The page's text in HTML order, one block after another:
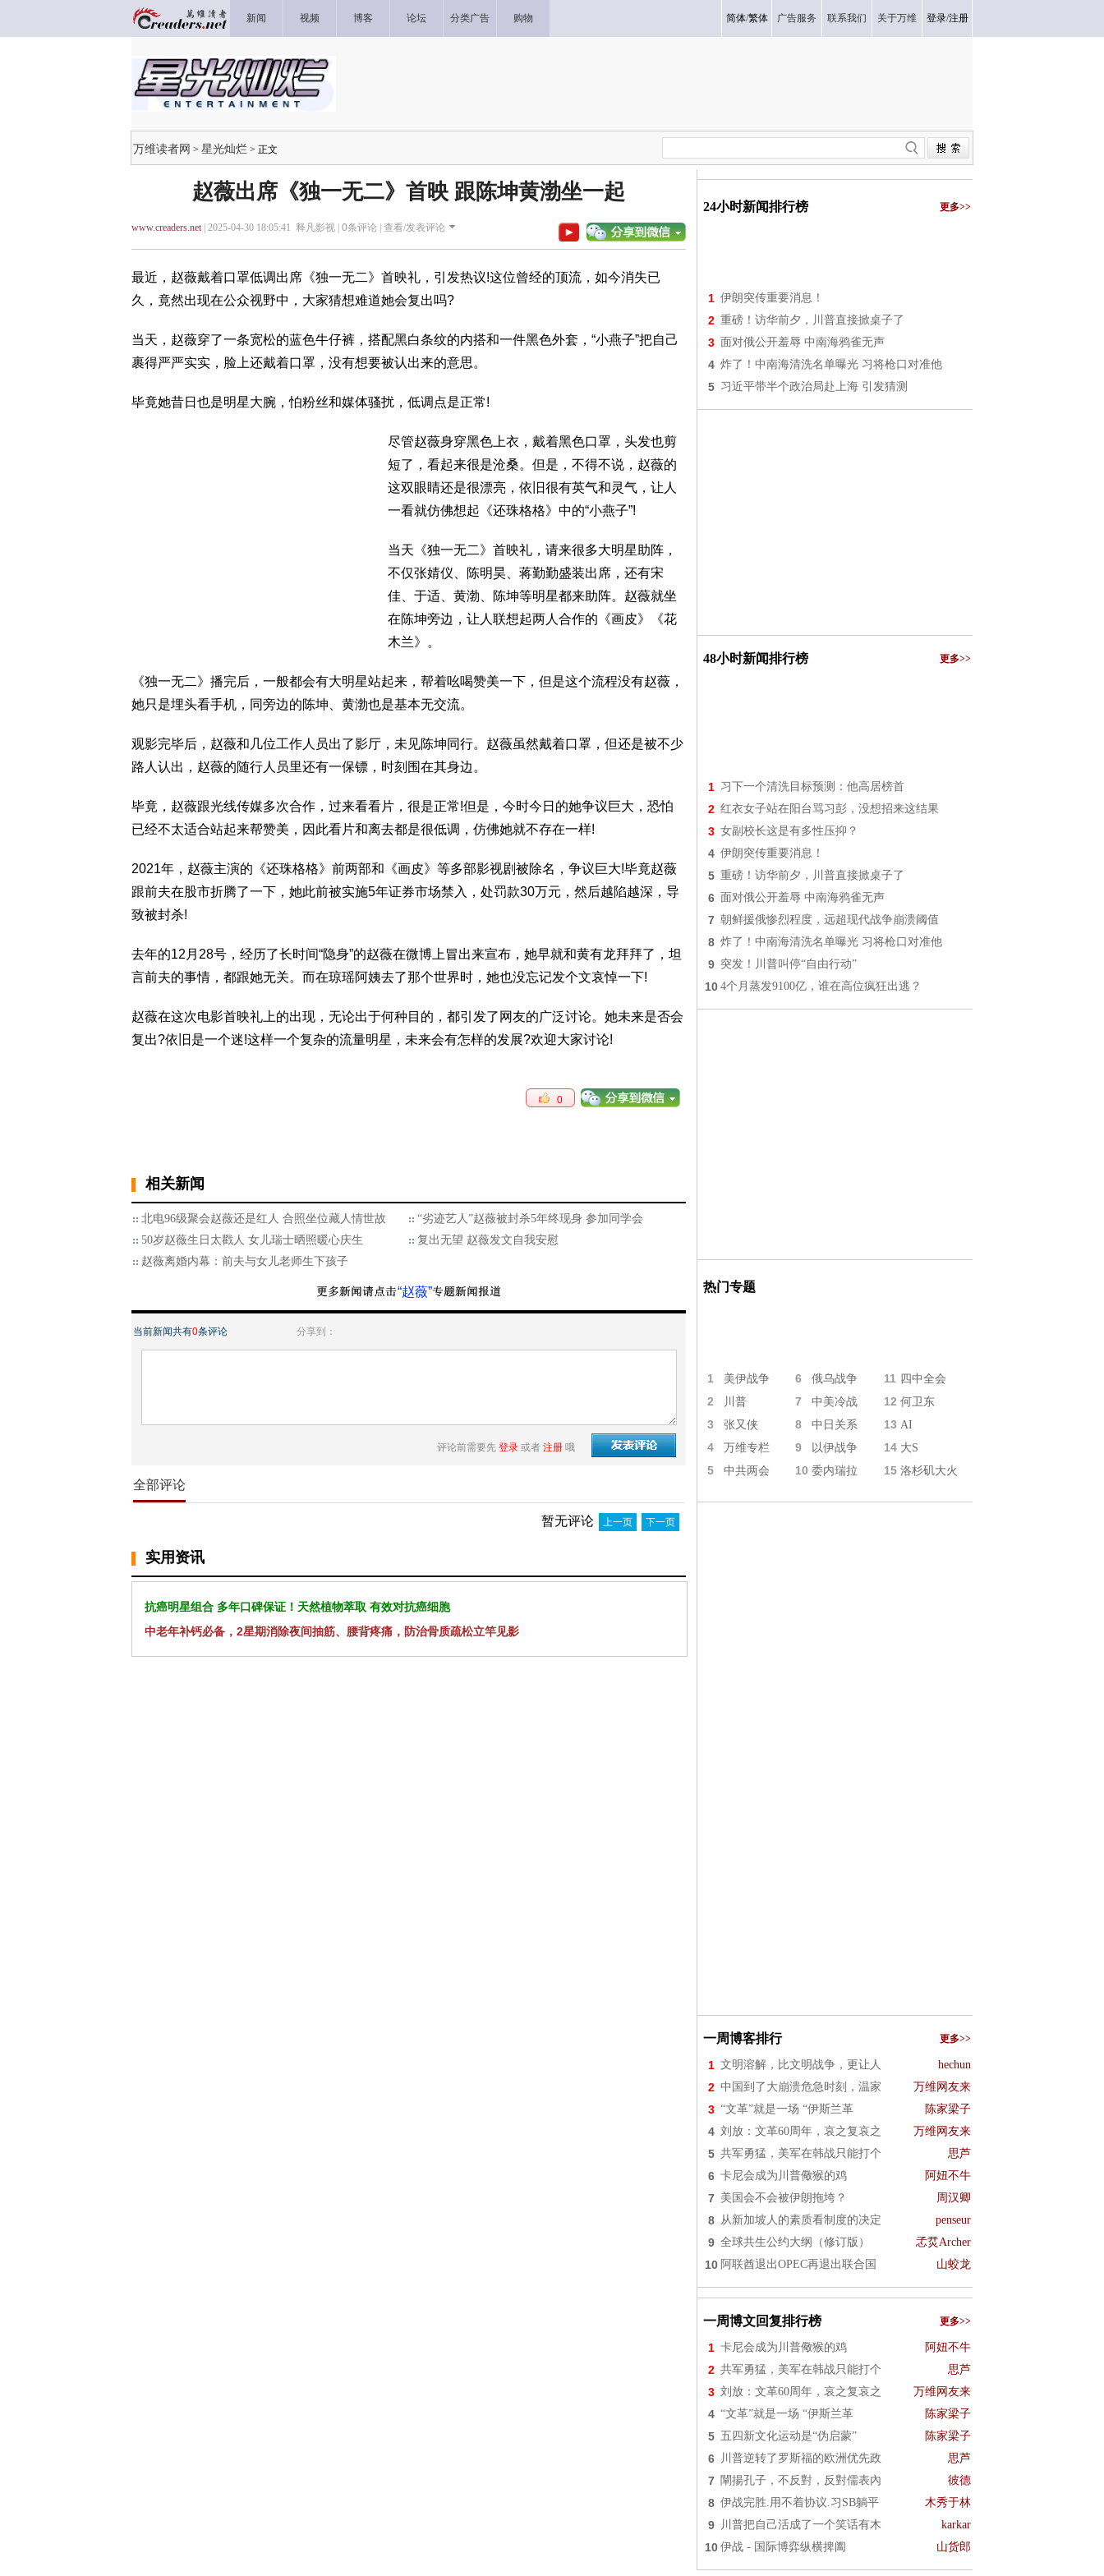
新闻 视频 博客 论坛 分类广告 购物 简体/繁体 广告服务 联系我们 关于万维 登录/注册
万维读者网 > 星光灿烂 > 正文
赵薇出席《独一无二》首映 跟陈坤黄渤坐一起
www.creaders.net| 2025-04-30 18:05:41 释凡影视 | 0条评论 | 查看/发表评论
最近，赵薇戴着口罩低调出席《独一无二》首映礼，引发热议!这位曾经的顶流，如今消失已
久，竟然出现在公众视野中，大家猜想难道她会复出吗?
当天，赵薇穿了一条宽松的蓝色牛仔裤，搭配黑白条纹的内搭和一件黑色外套，“小燕子”把自己
裹得严严实实，脸上还戴着口罩，没有想要被认出来的意思。
毕竟她昔日也是明星大腕，怕粉丝和媒体骚扰，低调点是正常!
尽管赵薇身穿黑色上衣，戴着黑色口罩，头发也剪
短了，看起来很是沧桑。但是，不得不说，赵薇的
这双眼睛还是很漂亮，依旧很有英气和灵气，让人
一看就仿佛想起《还珠格格》中的“小燕子”!
当天《独一无二》首映礼，请来很多大明星助阵，
不仅张婧仪、陈明昊、蒋勤勤盛装出席，还有宋
佳、于适、黄渤、陈坤等明星都来助阵。赵薇就坐
在陈坤旁边，让人联想起两人合作的《画皮》《花
木兰》。
《独一无二》播完后，一般都会有大明星站起来，帮着吆喝赞美一下，但是这个流程没有赵薇，
她只是埋头看手机，同旁边的陈坤、黄渤也是基本无交流。
观影完毕后，赵薇和几位工作人员出了影厅，未见陈坤同行。赵薇虽然戴着口罩，但还是被不少
路人认出，赵薇的随行人员里还有一保镖，时刻围在其身边。
毕竟，赵薇跟光线传媒多次合作，过来看看片，很是正常!但是，今时今日的她争议巨大，恐怕
已经不太适合站起来帮赞美，因此看片和离去都是很低调，仿佛她就不存在一样!
2021年，赵薇主演的《还珠格格》前两部和《画皮》等多部影视剧被除名，争议巨大!毕竟赵薇
跟前夫在股市折腾了一下，她此前被实施5年证券市场禁入，处罚款30万元，然后越陷越深，导
致被封杀!
去年的12月28号，经历了长时间“隐身”的赵薇在微博上冒出来宣布，她早就和黄有龙拜拜了，坦
言前夫的事情，都跟她无关。而在琼瑶阿姨去了那个世界时，她也没忘记发个文哀悼一下!
赵薇在这次电影首映礼上的出现，无论出于何种目的，都引发了网友的广泛讨论。她未来是否会
复出?依旧是一个迷!这样一个复杂的流量明星，未来会有怎样的发展?欢迎大家讨论!
0
相关新闻
北电96级聚会赵薇还是红人 合照坐位藏人情世故
“劣迹艺人”赵薇被封杀5年终现身 参加同学会
50岁赵薇生日太戳人 女儿瑞士晒照暖心庆生
复出无望 赵薇发文自我安慰
赵薇离婚内幕：前夫与女儿老师生下孩子
“赵薇”
当前新闻共有0条评论 分享到：
评论前需要先 登录 或者 注册 哦
全部评论
暂无评论 上一页 下一页
实用资讯
抗癌明星组合 多年口碑保证！天然植物萃取 有效对抗癌细胞
中老年补钙必备，2星期消除夜间抽筋、腰背疼痛，防治骨质疏松立竿见影
24小时新闻排行榜 更多>>
1 伊朗突传重要消息！
2 重磅！访华前夕，川普直接掀桌子了
3 面对俄公开羞辱 中南海鸦雀无声
4 炸了！中南海清洗名单曝光 习将枪口对准他
5 习近平带半个政治局赴上海 引发猜测
48小时新闻排行榜 更多>>
1 习下一个清洗目标预测：他高居榜首
2 红衣女子站在阳台骂习彭，没想招来这结果
3 女副校长这是有多性压抑？
4 伊朗突传重要消息！
5 重磅！访华前夕，川普直接掀桌子了
6 面对俄公开羞辱 中南海鸦雀无声
7 朝鲜援俄惨烈程度，远超现代战争崩溃阈值
8 炸了！中南海清洗名单曝光 习将枪口对准他
9 突发！川普叫停“自由行动”
10 4个月蒸发9100亿，谁在高位疯狂出逃？
热门专题
1 美伊战争 6 俄乌战争 11 四中全会
2 川普 7 中美冷战 12 何卫东
3 张又侠 8 中日关系 13 AI
4 万维专栏 9 以伊战争 14 大S
5 中共两会 10 委内瑞拉 15 洛杉矶大火
一周博客排行 更多>>
1 文明溶解，比文明战争，更让人 hechun
2 中国到了大崩溃危急时刻，温家 万维网友来
3 “文革”就是一场 “伊斯兰革 陈家梁子
4 刘放：文革60周年，哀之复哀之 万维网友来
5 共军勇猛，美军在韩战只能打个 思芦
6 卡尼会成为川普儆猴的鸡 阿妞不牛
7 美国会不会被伊朗拖垮？ 周汉卿
8 从新加坡人的素质看制度的决定 penseur
9 全球共生公约大纲（修订版） 孞烎Archer
10 阿联酋退出OPEC再退出联合国 山蛟龙
一周博文回复排行榜 更多>>
1 卡尼会成为川普儆猴的鸡 阿妞不牛
2 共军勇猛，美军在韩战只能打个 思芦
3 刘放：文革60周年，哀之复哀之 万维网友来
4 “文革”就是一场 “伊斯兰革 陈家梁子
5 五四新文化运动是“伪启蒙” 陈家梁子
6 川普逆转了罗斯福的欧洲优先政 思芦
7 闡揚孔子，不反對，反對儒表內 彼德
8 伊战完胜.用不着协议.习SB躺平 木秀于林
9 川普把自己活成了一个笑话有木 karkar
10 伊战 - 国际博弈纵横捭阖 山货郎